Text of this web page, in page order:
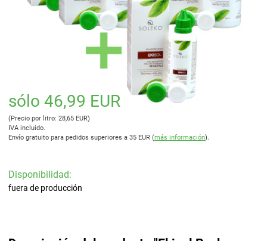
sólo 46,99 EUR
(Precio por litro: 28,65 EUR)
IVA incluido.
Envío gratuito para pedidos superiores a 35 EUR (más información).
Disponibilidad:
fuera de producción